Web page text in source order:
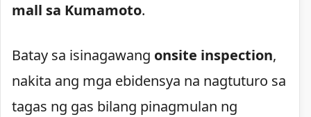
mall sa Kumamoto.
Batay sa isinagawang onsite inspection,
nakita ang mga ebidensya na nagtuturo sa
tagas ng gas bilang pinagmulan ng